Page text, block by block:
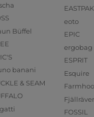
Büffel
banani
& SEAM
EASTPAK
eoto
EPIC
ergobag
ESPRIT
Esquire
FOSSIL